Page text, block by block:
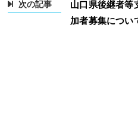
次の記事
山口県後継者等
加者募集につい